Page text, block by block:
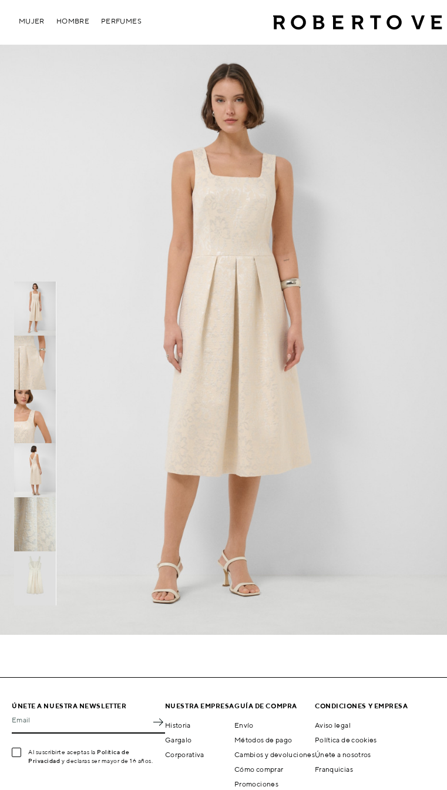
MUJER HOMBRE PERFUMES
ÚNETE A NUESTRA NEWSLETTER
Email
Al suscribirte aceptas la Política de
Privacidad y declaras ser mayor de 16 años.
NUESTRA EMPRESA
Historia
Gargalo
Corporativa
GUÍA DE COMPRA
Envío
Métodos de pago
Cambios y devoluciones
Cómo comprar
Promociones
CONDICIONES Y EMPRESA
Aviso legal
Política de cookies
Únete a nosotros
Franquicias